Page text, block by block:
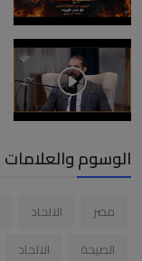
الوسوم والعلامات
مصر الالحاد
الصيحة
الالحاد